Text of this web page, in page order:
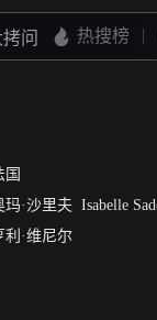
国
玛·沙里夫 Isabelle
利·维尼尔